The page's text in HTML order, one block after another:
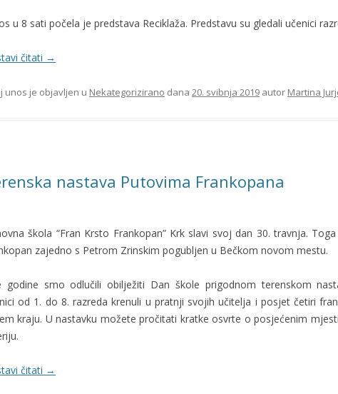
u 8 sati počela je predstava Reciklaža. Predstavu su gledali učenici
čitati →
unos je objavljen u Nekategorizirano dana 20. svibnja 2019 autor Martina
nastava Putovima Frankopana
škola “Fran Krsto Frankopan” Krk slavi svoj dan 30. travnja.
zajedno s Petrom Zrinskim pogubljen u Bečkom novom mestu.
godine smo odlučili obilježiti Dan škole prigodnom terenskom
od 1. do 8. razreda krenuli u pratnji svojih učitelja i posjet četiri
kraju. U nastavku možete pročitati kratke osvrte o posjećenim
čitati →